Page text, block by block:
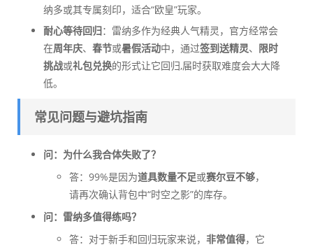
纳多或其专属刻印，适合“欧皇”玩家。
耐心等待回归：雷纳多作为经典人气精灵，官方经常会
在周年庆、 春节或暑假活动中，通过签到送精灵、 限时
挑战或礼包兑换的形式让它回归,届时获取难度会大大降
低。
常见问题与避坑指南
问：为什么我合体失败了？
答：99%是因为道具数量不足或赛尔豆不够，
请再次确认背包中“时空之影”的库存。
问：雷纳多值得练吗？
答：对于新手和回归玩家来说， 非常值得，它